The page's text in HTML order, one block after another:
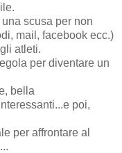
scusa per non
mail, facebook ecc.)
atleti.
per diventare un
bella
poi,
per affrontare al